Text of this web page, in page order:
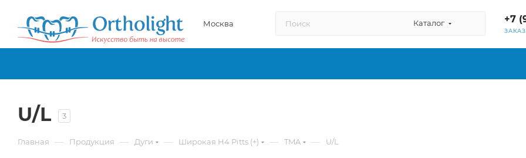
Москва Каталог +7
U/L 3
Главная — Продукция — Дуги — Широкая H4 Pitts (+) — TMA — U/L